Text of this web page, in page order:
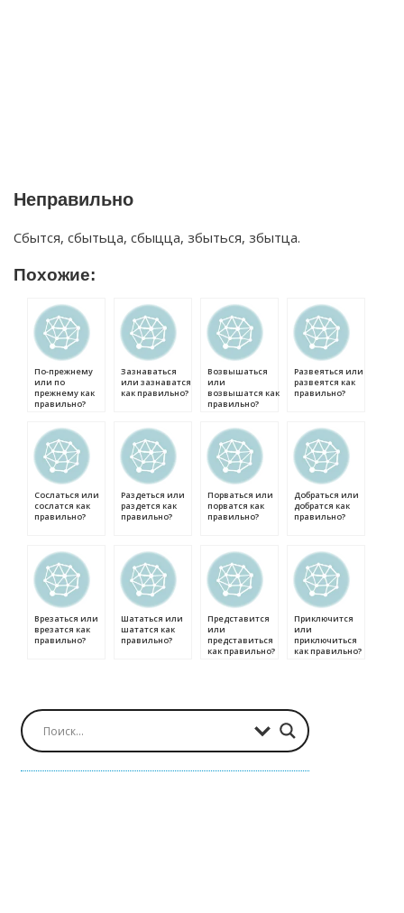
Неправильно
Сбытся, сбытьца, сбыцца, збыться, збытца.
Похожие:
По-прежнему
или по
прежнему как
правильно?
Зазнаваться
или зазнаватся
как правильно?
Возвышаться
или
возвышатся как
правильно?
Развеяться или
развеятся как
правильно?
Сослаться или
сослатся как
правильно?
Раздеться или
раздется как
правильно?
Порваться или
порватся как
правильно?
Добраться или
добратся как
правильно?
Врезаться или
врезатся как
правильно?
Шататься или
шататся как
правильно?
Представится
или
представиться
как правильно?
Приключится
или
приключиться
как правильно?